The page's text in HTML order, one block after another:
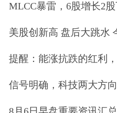
MLCC暴雷，6股增长2
美股创新高 盘后大跳水
提醒：能涨抗跌的红利
信号明确，科技两大方向